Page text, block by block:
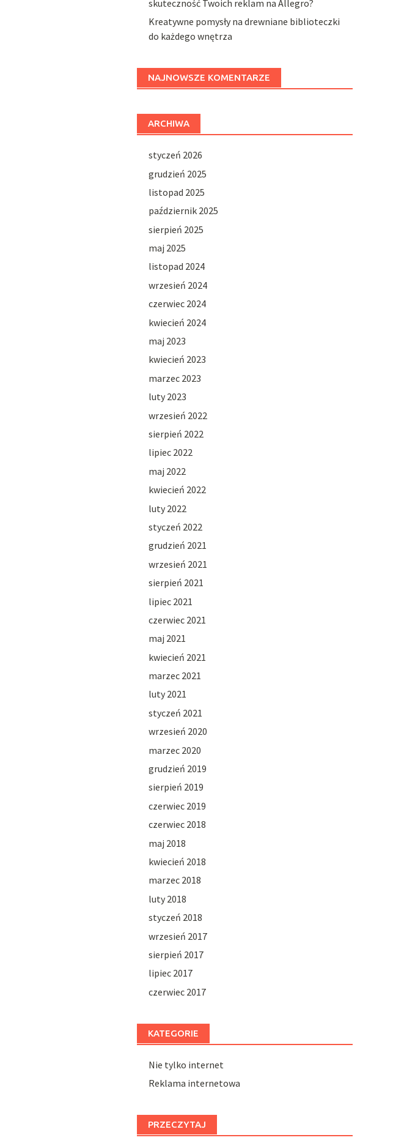
skuteczność Twoich reklam na Allegro?
Kreatywne pomysły na drewniane biblioteczki
do każdego wnętrza
NAJNOWSZE KOMENTARZE
ARCHIWA
styczeń 2026
grudzień 2025
listopad 2025
październik 2025
sierpień 2025
maj 2025
listopad 2024
wrzesień 2024
czerwiec 2024
kwiecień 2024
maj 2023
kwiecień 2023
marzec 2023
luty 2023
wrzesień 2022
sierpień 2022
lipiec 2022
maj 2022
kwiecień 2022
luty 2022
styczeń 2022
grudzień 2021
wrzesień 2021
sierpień 2021
lipiec 2021
czerwiec 2021
maj 2021
kwiecień 2021
marzec 2021
luty 2021
styczeń 2021
wrzesień 2020
marzec 2020
grudzień 2019
sierpień 2019
czerwiec 2019
czerwiec 2018
maj 2018
kwiecień 2018
marzec 2018
luty 2018
styczeń 2018
wrzesień 2017
sierpień 2017
lipiec 2017
czerwiec 2017
KATEGORIE
Nie tylko internet
Reklama internetowa
PRZECZYTAJ